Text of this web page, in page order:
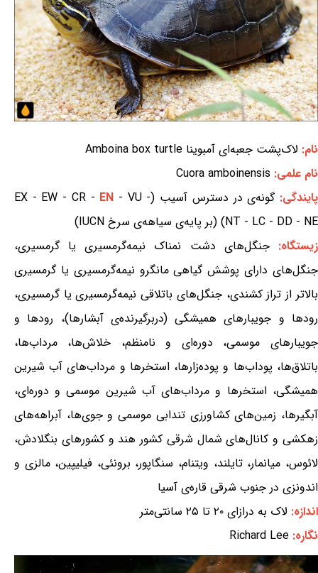
نام: لاک‌پشت جعبه‌ای آمبوینا Amboina box turtle
نام علمی: Cuora amboinensis
پایندگی:گونه‌ی در دسترس آسیب (EX - EW - CR - EN - VU -
NT - LC - DD - NE) (بر پایه‌ی سیاهه‌ی سرخ IUCN)
زیستگاه:جنگل‌های دشت نمناک نیمه‌گرمسیری یا گرمسیری،
جنگل‌های دارای پوشش گیاهی مانگرو نیمه‌گرمسیری یا گرمسیری
بالاتر از تراز کشندی، جنگل‌های باتلاقی نیمه‌گرمسیری یا گرمسیری،
رودها و جویبارهای همیشگی (دربرگیرنده‌ی آبشارها)، رودها و
جویبارهای موسمی، دوره‌ای و نامنظم، خلاش‌ها، مرداب‌ها،
باتلاق‌ها، پوداب‌ها و پوده‌زارها، استخرها و مرداب‌های آب شیرین
همیشگی، استخرها و مرداب‌های آب شیرین موسمی و دوره‌ای،
آبگیرها، زمین‌های کشاورزی تندابی موسمی و جوی‌ها، آبراهه‌های
زهکشی و کانال‌های شمال شرقی کشور هند و کشورهای بنگلادش،
لائوس، میانمار، تایلند، ویتنام، سنگاپور، برونئی، فیلیپین، مالزی و
اندونزی در جنوب شرقی قاره‌ی آسیا
اندازه: لاک به درازای ۲۰ تا ۲۵ سانتی‌متر
نگاره: Richard Lee